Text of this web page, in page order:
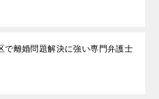
で離婚問題解決に強い専門弁護士